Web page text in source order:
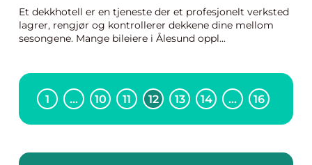
Et dekkhotell er en tjeneste der et profesjonelt verksted
lagrer, rengjør og kontrollerer dekkene dine mellom
sesongene. Mange bileiere i Ålesund oppl...
1 … 10 11 12 13 14 … 16